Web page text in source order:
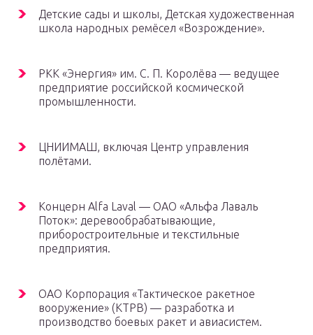
Детские сады и школы, Детская художественная
школа народных ремёсел «Возрождение».
РКК «Энергия» им. С. П. Королёва — ведущее
предприятие российской космической
промышленности.
ЦНИИМАШ, включая Центр управления
полётами.
Концерн Alfa Laval — ОАО «Альфа Лаваль
Поток»: деревообрабатывающие,
приборостроительные и текстильные
предприятия.
ОАО Корпорация «Тактическое ракетное
вооружение» (КТРВ) — разработка и
производство боевых ракет и авиасистем.